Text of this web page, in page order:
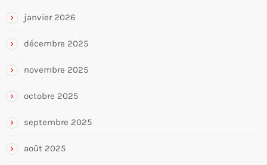
janvier 2026
décembre 2025
novembre 2025
octobre 2025
septembre 2025
août 2025